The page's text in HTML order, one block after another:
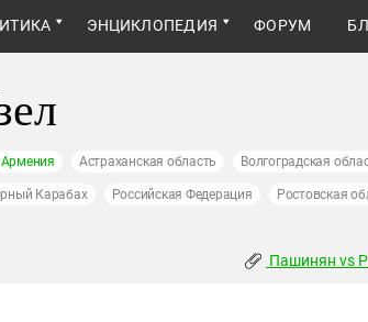
ЭНЦИКЛОПЕДИЯ ФОРУМ
Армения Астраханская область Волгоградская
Карабах Российская Федерация Ростовская
Пашинян vs